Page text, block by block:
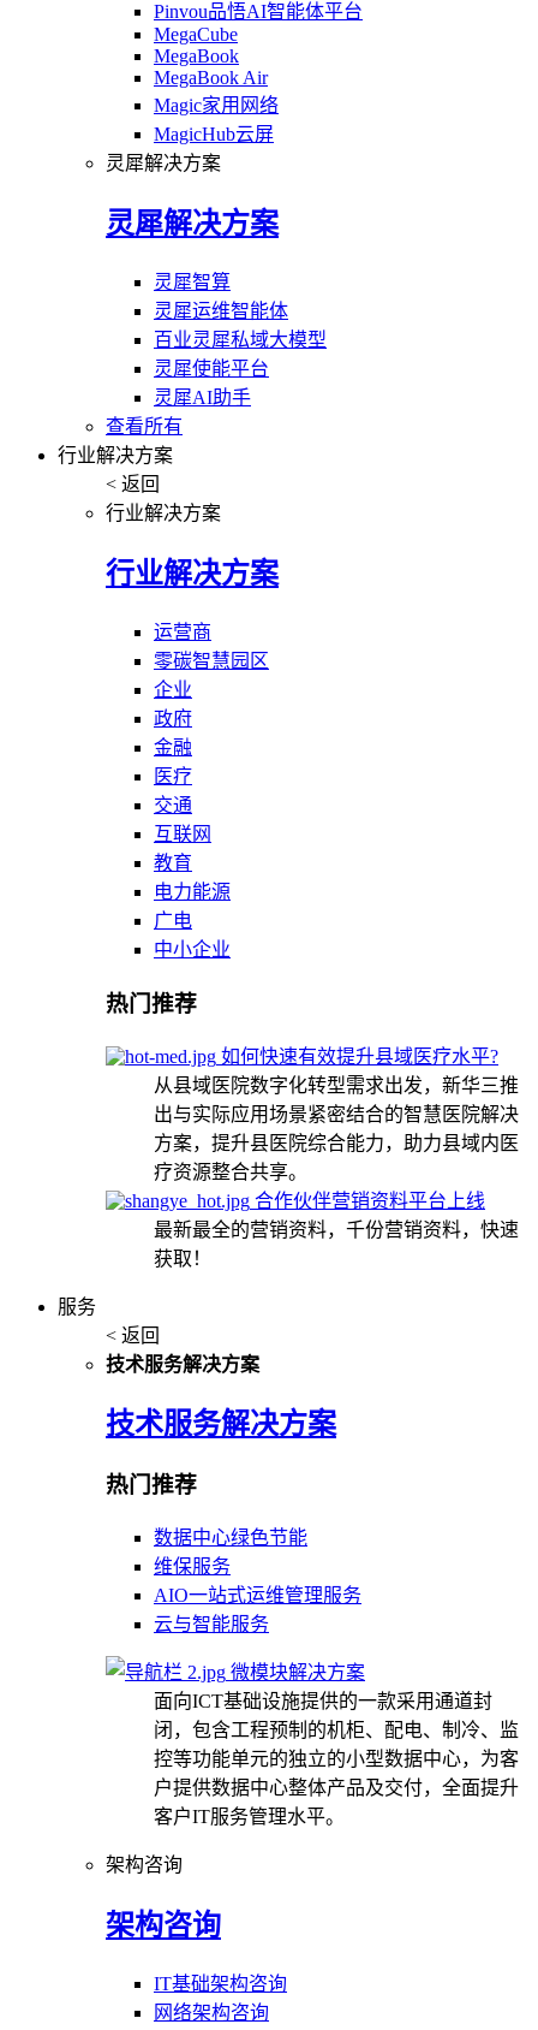
Pinvou品悟AI智能体平台
MegaCube
MegaBook
MegaBook Air
Magic家用网络
MagicHub云屏
灵犀解决方案
灵犀解决方案
灵犀智算
灵犀运维智能体
百业灵犀私域大模型
灵犀使能平台
灵犀AI助手
查看所有
行业解决方案
< 返回
行业解决方案
行业解决方案
运营商
零碳智慧园区
企业
政府
金融
医疗
交通
互联网
教育
电力能源
广电
中小企业
热门推荐
如何快速有效提升县域医疗水平?
从县域医院数字化转型需求出发，新华三推
出与实际应用场景紧密结合的智慧医院解决
方案，提升县医院综合能力，助力县域内医
疗资源整合共享。
合作伙伴营销资料平台上线
最新最全的营销资料，千份营销资料，快速
获取！
服务
< 返回
技术服务解决方案
技术服务解决方案
热门推荐
数据中心绿色节能
维保服务
AIO一站式运维管理服务
云与智能服务
微模块解决方案
面向ICT基础设施提供的一款采用通道封
闭，包含工程预制的机柜、配电、制冷、监
控等功能单元的独立的小型数据中心，为客
户提供数据中心整体产品及交付，全面提升
客户IT服务管理水平。
架构咨询
架构咨询
IT基础架构咨询
网络架构咨询